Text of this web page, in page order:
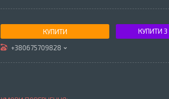
КУПИТИ КУПИТИ З
+380675709828